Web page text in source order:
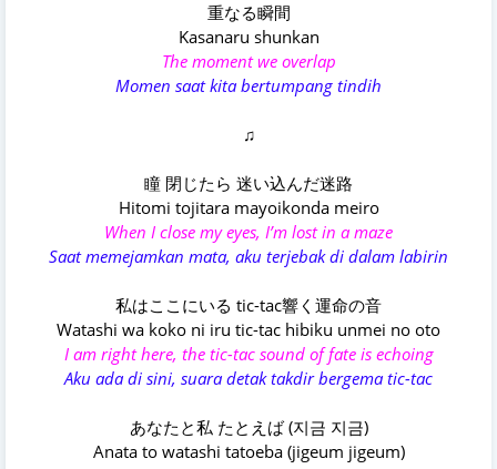
重なる瞬間
Kasanaru shunkan
The moment we overlap
Momen saat kita bertumpang tindih
♫
瞳 閉じたら 迷い込んだ迷路
Hitomi tojitara mayoikonda meiro
When I close my eyes, I’m lost in a maze
Saat memejamkan mata, aku terjebak di dalam labirin
私はここにいる tic-tac響く運命の音
Watashi wa koko ni iru tic-tac hibiku unmei no oto
I am right here, the tic-tac sound of fate is echoing
Aku ada di sini, suara detak takdir bergema tic-tac
あなたと私 たとえば (지금 지금)
Anata to watashi tatoeba (jigeum jigeum)